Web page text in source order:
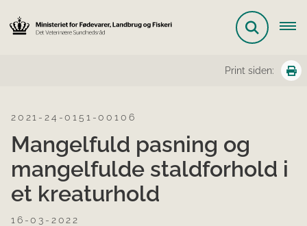
Print siden:
2021-24-0151-00106
Mangelfuld pasning og
mangelfulde staldforhold i
et kreaturhold
16-03-2022